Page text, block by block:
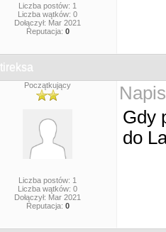
Liczba postów: 1
Liczba wątków: 0
Dołączył: Mar 2021
Reputacja: 0
tireksa
Początkujący
Liczba postów: 1
Liczba wątków: 0
Dołączył: Mar 2021
Reputacja: 0
Gdy
do